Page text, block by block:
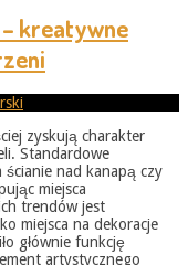
kreatywne
zyskują charakter
Standardowe
nad kanapą czy
miejsca
trendów jest
miejsca na dekoracje
głównie funkcję
artystycznego